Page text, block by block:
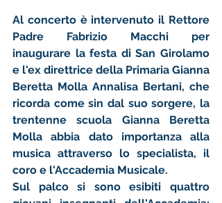
Al concerto è intervenuto il Rettore
Padre Fabrizio Macchi per
inaugurare la festa di San Girolamo
e l'ex direttrice della Primaria Gianna
Beretta Molla Annalisa Bertani, che
ricorda come sin dal suo sorgere, la
trentenne scuola Gianna Beretta
Molla abbia dato importanza alla
musica attraverso lo specialista, il
coro e l'Accademia Musicale.
Sul palco si sono esibiti quattro